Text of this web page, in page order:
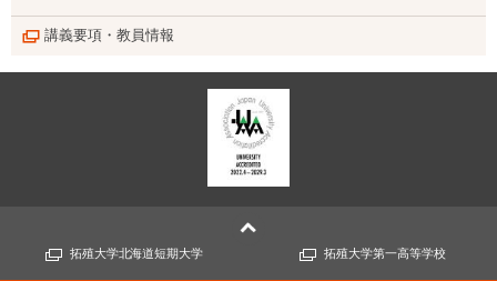
講義要項・教員情報
拓殖大学北海道短期大学 拓殖大学第一高等学校